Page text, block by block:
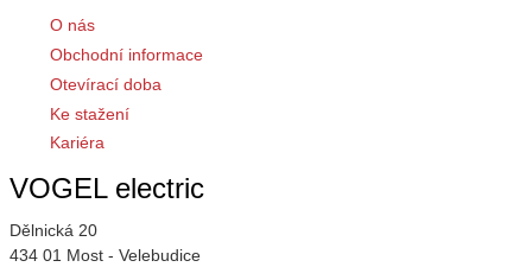
O nás
Obchodní informace
Otevírací doba
Ke stažení
Kariéra
VOGEL electric
Dělnická 20
434 01 Most - Velebudice